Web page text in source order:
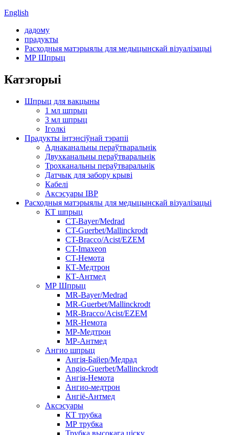
English
дадому
прадукты
Расходныя матэрыялы для медыцынскай візуалізацыі
МР Шпрыц
Катэгорыі
Шпрыц для вакцыны
1 мл шпрыц
3 мл шпрыц
Іголкі
Прадукты інтэнсіўнай тэрапіі
Аднаканальны пераўтваральнік
Двухканальны пераўтваральнік
Трохканальны пераўтваральнік
Датчык для забору крыві
Кабелі
Аксэсуары IBP
Расходныя матэрыялы для медыцынскай візуалізацыі
КТ шпрыц
CT-Bayer/Medrad
CT-Guerbet/Mallinckrodt
CT-Bracco/Acist/EZEM
CT-Imaxeon
CT-Немота
КТ-Медтрон
КТ-Антмед
МР Шпрыц
MR-Bayer/Medrad
MR-Guerbet/Mallinckrodt
MR-Bracco/Acist/EZEM
MR-Немота
МР-Медтрон
МР-Антмед
Ангио шпрыц
Ангія-Байер/Медрад
Angio-Guerbet/Mallinckrodt
Ангія-Немота
Ангио-медтрон
Ангіё-Антмед
Аксэсуары
КТ трубка
МР трубка
Трубка высокага ціску